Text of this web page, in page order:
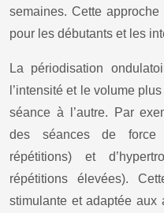
semaines. Cette
pour les débutants et les
La périodisation
l’intensité et le volume
séance à l’autre. Par
des séances de force
répétitions) et
répétitions élevées).
stimulante et adaptée aux